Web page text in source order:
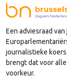
Nederlandse
lobby in
Continued
Een adviesraad
journalistieke
brengt dat voor
voorkeur.